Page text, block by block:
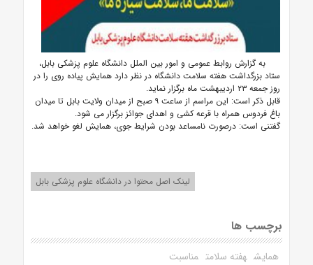
به گزارش روابط عمومی و امور بین الملل دانشگاه علوم پزشکی بابل،
ستاد بزرگداشت هفته سلامت دانشگاه در نظر دارد همایش پیاده روی را در
روز جمعه ۲۳ اردیبهشت ماه برگزار نماید.
قابل ذکر است: این مراسم از ساعت ۹ صبح از میدان ولایت بابل تا میدان
باغ فردوس همراه با قرعه کشی و اهدای جوائز برگزار می شود.
گفتنی است: درصورت نامساعد بودن شرایط جوی، همایش لغو خواهد شد.
لینک اصل محتوا در دانشگاه علوم پزشکی بابل
برچسب ها
همایش هفته سلامت مناسبت